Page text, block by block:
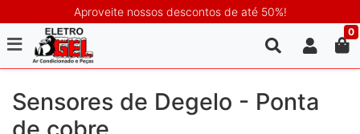
Aproveite nossos descontos de até 50%!
0
Sensores de Degelo - Ponta